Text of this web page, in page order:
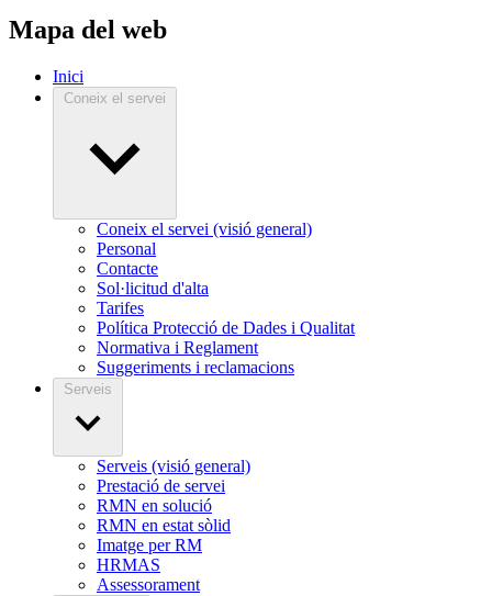
Mapa del web
Inici
Coneix el servei
Coneix el servei (visió general)
Personal
Contacte
Sol·licitud d'alta
Tarifes
Política Protecció de Dades i Qualitat
Normativa i Reglament
Suggeriments i reclamacions
Serveis
Serveis (visió general)
Prestació de servei
RMN en solució
RMN en estat sòlid
Imatge per RM
HRMAS
Assessorament